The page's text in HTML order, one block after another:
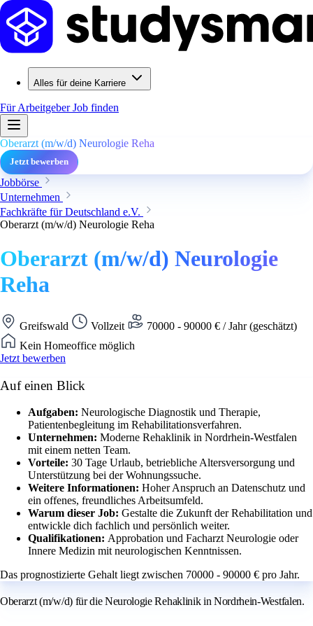
Alles für deine Karriere
Für ArbeitgeberJob finden
Oberarzt (m/w/d) Neurologie Reha
Jetzt bewerben
Jobbörse
Unternehmen
Fachkräfte für Deutschland e.V.
Oberarzt (m/w/d) Neurologie Reha
Oberarzt (m/w/d) Neurologie
Reha
Greifswald Vollzeit
70000 - 90000 € / Jahr (geschätzt)
Kein Homeoffice möglich
Jetzt bewerben
Auf einen Blick
Aufgaben: Neurologische Diagnostik und Therapie,
Patientenbegleitung im Rehabilitationsverfahren.
Unternehmen: Moderne Rehaklinik in Nordrhein-Westfalen
mit einem netten Team.
Vorteile: 30 Tage Urlaub, betriebliche Altersversorgung und
Unterstützung bei der Wohnungssuche.
Weitere Informationen: Hoher Anspruch an Datenschutz und
ein offenes, freundliches Arbeitsumfeld.
Warum dieser Job: Gestalte die Zukunft der Rehabilitation und
entwickle dich fachlich und persönlich weiter.
Qualifikationen: Approbation und Facharzt Neurologie oder
Innere Medizin mit neurologischen Kenntnissen.
Das prognostizierte Gehalt liegt zwischen 70000 - 90000 € pro Jahr.
Oberarzt (m/w/d) für die Neurologie Rehaklinik in Nordrhein-Westfalen.